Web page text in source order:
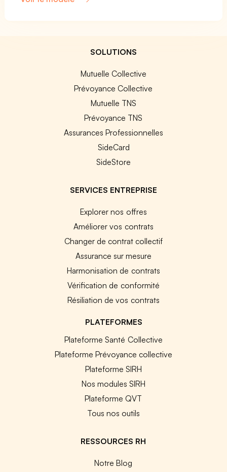
SOLUTIONS
Mutuelle Collective
Prévoyance Collective
Mutuelle TNS
Prévoyance TNS
Assurances Professionnelles
SideCard
SideStore
SERVICES ENTREPRISE
Explorer nos offres
Améliorer vos contrats
Changer de contrat collectif
Assurance sur mesure
Harmonisation de contrats
Vérification de conformité
Résiliation de vos contrats
PLATEFORMES
Plateforme Santé Collective
Plateforme Prévoyance collective
Plateforme SIRH
Nos modules SIRH
Plateforme QVT
Tous nos outils
RESSOURCES RH
Notre Blog